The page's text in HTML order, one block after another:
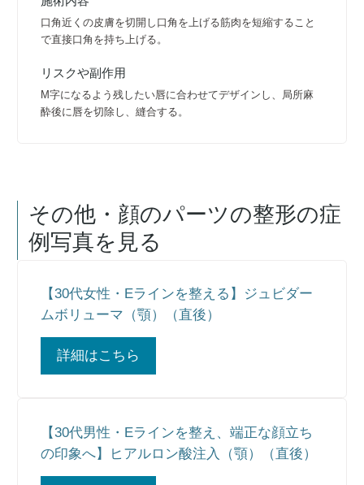
口角近くの皮膚を切開し口角を上げる筋肉を短縮すること
で直接口角を持ち上げる。
リスクや副作用
M字になるよう残したい唇に合わせてデザインし、局所麻
酔後に唇を切除し、縫合する。
その他・顔のパーツの整形の症
例写真を見る
【30代女性・Eラインを整える】ジュビダー
ムボリューマ（顎）（直後）
詳細はこちら
【30代男性・Eラインを整え、端正な顔立ち
の印象へ】ヒアルロン酸注入（顎）（直後）